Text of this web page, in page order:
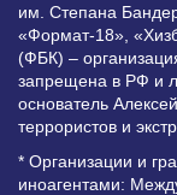
им. Степана
«Формат-18»,
(ФБК) –
запрещена в РФ и
основатель
террористов и
* Организации и
иноагентами: